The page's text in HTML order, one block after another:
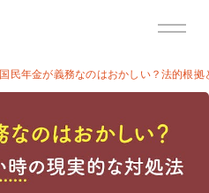
国民年金が義務なのはおかしい？法的根